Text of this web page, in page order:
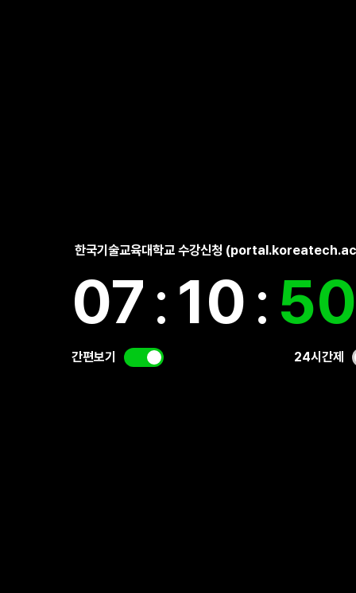
한국기술교육대학교 수강신청
07:10:
간편보기 24시간제